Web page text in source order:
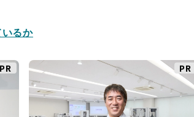
るか
PR PR